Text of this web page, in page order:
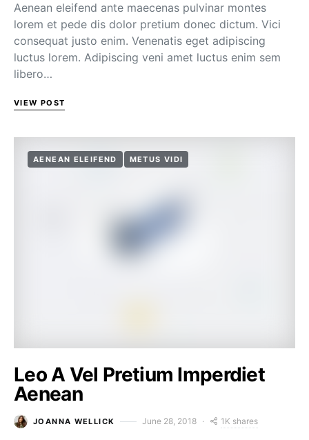
Aenean eleifend ante maecenas pulvinar montes
lorem et pede dis dolor pretium donec dictum. Vici
consequat justo enim. Venenatis eget adipiscing
luctus lorem. Adipiscing veni amet luctus enim sem
libero…
VIEW POST
AENEAN ELEIFEND METUS VIDI
Leo A Vel Pretium Imperdiet
Aenean
JOANNA WELLICK June 28, 2018 1K shares